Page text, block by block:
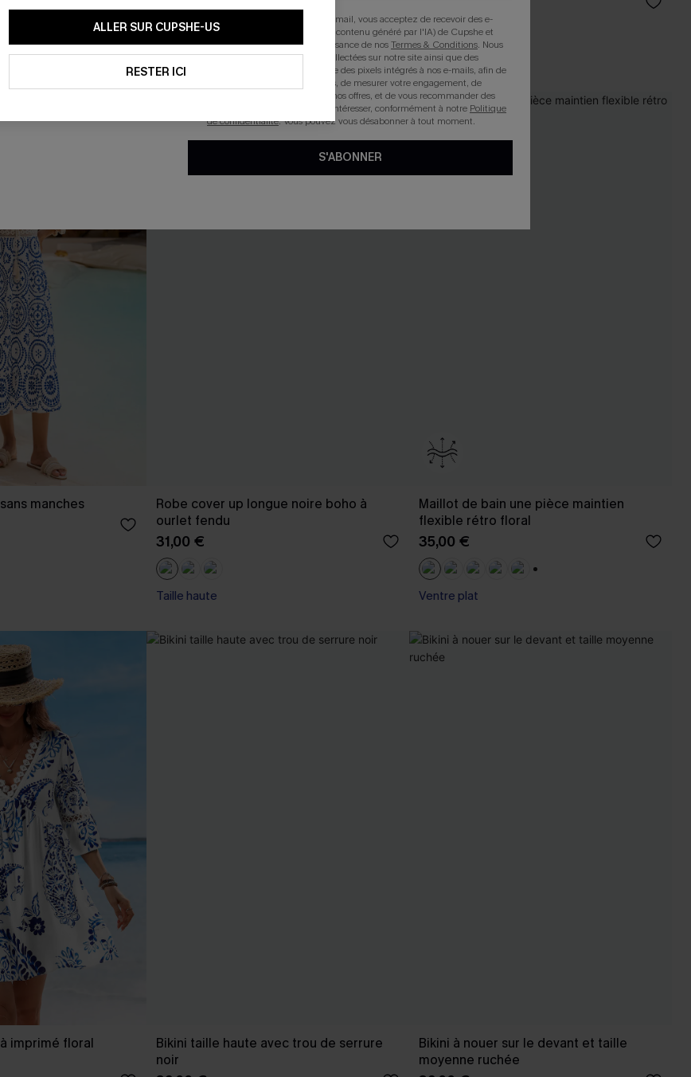
manches
Robe cover up longue noire boho à
ourlet fendu
31,00 €
Taille haute
Maillot de bain une pièce maintien
flexible rétro floral
35,00 €
Ventre plat
imprimé floral
Bikini taille haute avec trou de serrure
noir
Bikini à nouer sur le devant et taille
moyenne ruchée
ALLER SUR CUPSHE-US
RESTER ICI
En soumettant votre adresse e-mail, vous acceptez de recevoir des e-
mails marketing (y compris du contenu généré par l'IA) de Cupshe et
reconnaissez avoir pris connaissance de nosTermes & Conditions. Nous
pouvons utiliser les données collectées sur notre site ainsi que des
technologies de suivi, telles que des pixels intégrés à nos e-mails, afin de
savoir si ceux-ci ont été ouverts, de mesurer votre engagement, de
personnaliser nos contenus et nos offres, et de vous recommander des
produits susceptibles de vous intéresser, conformément à notre Politique
de confidentialité. Vous pouvez vous désabonner à tout moment.
S'ABONNER